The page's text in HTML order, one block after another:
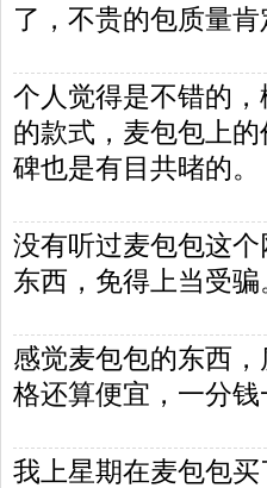
了，不贵的包质量肯
个人觉得是不错的
的款式，麦包包上
碑也是有目共暏的。
没有听过麦包包这
东西，免得上当受骗
感觉麦包包的东西
格还算便宜，一分钱
我上星期在麦包包